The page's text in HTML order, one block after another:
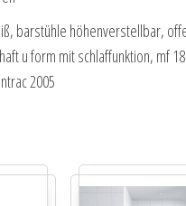
barstühle höhenverstellbar,
u form mit schlaffunktion, mf
2005